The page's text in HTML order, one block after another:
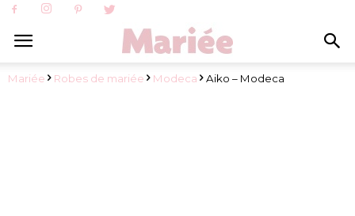
Mariée Robes de mariée Modeca Aiko – Modeca